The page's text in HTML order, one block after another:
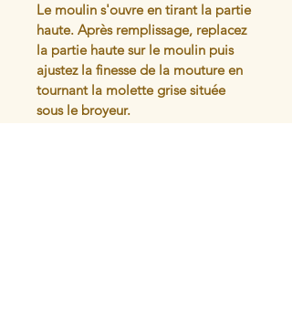
Le moulin s'ouvre en tirant la partie
haute. Après remplissage, replacez
la partie haute sur le moulin puis
ajustez la finesse de la mouture en
tournant la molette grise située
sous le broyeur.